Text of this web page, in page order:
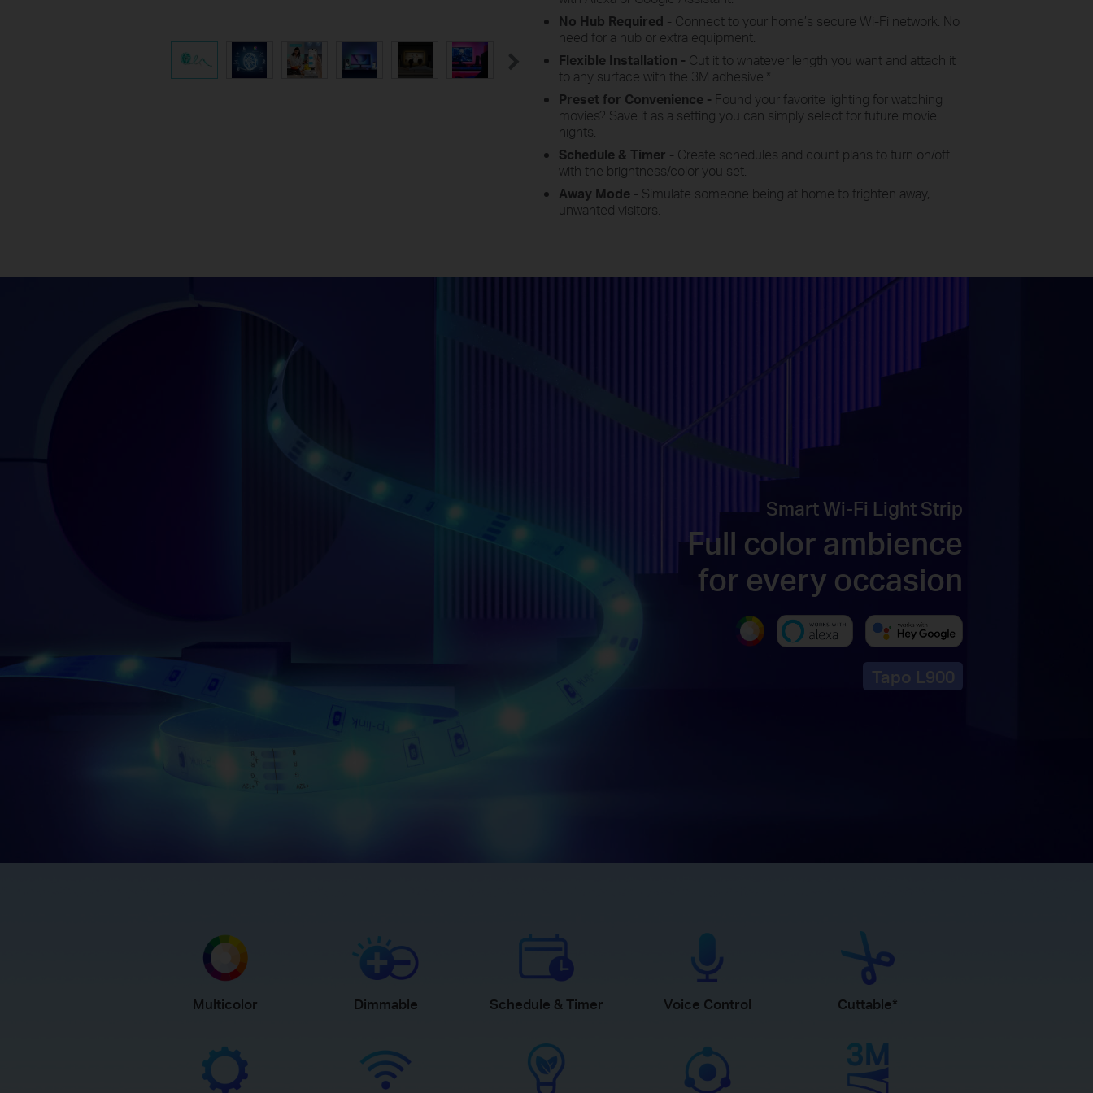
No Hub Required - Connect to your home’s secure Wi-Fi network. No
need for a hub or extra equipment.
Flexible Installation - Cut it to whatever length you want and attach it
to any surface with the 3M adhesive. *
Preset for Convenience - Found your favorite lighting for watching
movies? Save it as a setting you can simply select for future movie
nights.
Schedule & Timer - Create schedules and count plans to turn on/off
with the brightness/color you set.
Away Mode - Simulate someone being at home to frighten away,
unwanted visitors.
Smart Wi-Fi Light Strip
Full color ambience
for every occasion
Tapo L900
Multicolor Dimmable Schedule & Timer Voice Control Cuttable*